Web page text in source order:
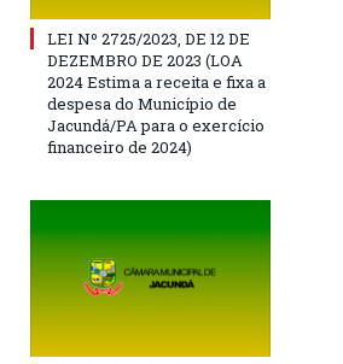
LEI Nº 2725/2023, DE 12 DE
DEZEMBRO DE 2023 (LOA
2024 Estima a receita e fixa a
despesa do Município de
Jacundá/PA para o exercício
financeiro de 2024)